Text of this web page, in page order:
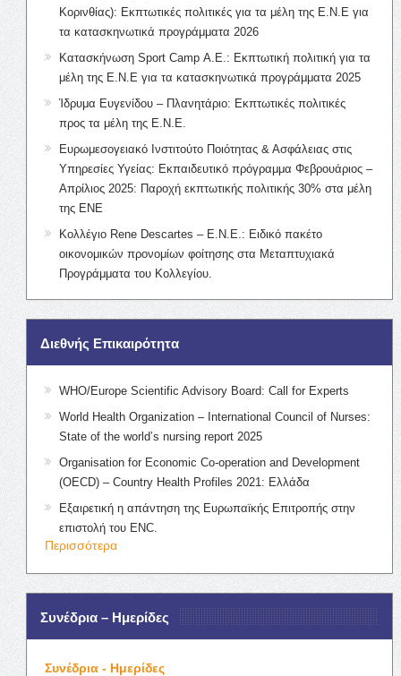
Κορινθίας): Εκπτωτικές πολιτικές για τα μέλη της Ε.Ν.Ε για
τα κατασκηνωτικά προγράμματα 2026
Κατασκήνωση Sport Camp Α.Ε.: Εκπτωτική πολιτική για τα
μέλη της Ε.Ν.Ε για τα κατασκηνωτικά προγράμματα 2025
Ίδρυμα Ευγενίδου – Πλανητάριο: Εκπτωτικές πολιτικές
προς τα μέλη της Ε.Ν.Ε.
Ευρωμεσογειακό Ινστιτούτο Ποιότητας & Ασφάλειας στις
Υπηρεσίες Υγείας: Εκπαιδευτικό πρόγραμμα Φεβρουάριος –
Απρίλιος 2025: Παροχή εκπτωτικής πολιτικής 30% στα μέλη
της ΕΝΕ
Κολλέγιο Rene Descartes – Ε.Ν.Ε.: Ειδικό πακέτο
οικονομικών προνομίων φοίτησης στα Μεταπτυχιακά
Προγράμματα του Κολλεγίου.
Διεθνής Επικαιρότητα
WHO/Europe Scientific Advisory Board: Call for Experts
World Health Organization – International Council of Nurses:
State of the world’s nursing report 2025
Organisation for Economic Co-operation and Development
(OECD) – Country Health Profiles 2021: Ελλάδα
Εξαιρετική η απάντηση της Ευρωπαϊκής Επιτροπής στην
επιστολή του ENC.
Περισσότερα
Συνέδρια – Ημερίδες
Συνέδρια - Ημερίδες